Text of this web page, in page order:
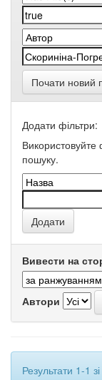
Почати новий
Додати фільтри:
Використовуйте
пошуку.
Вивести на
Автори
Результати 1-1